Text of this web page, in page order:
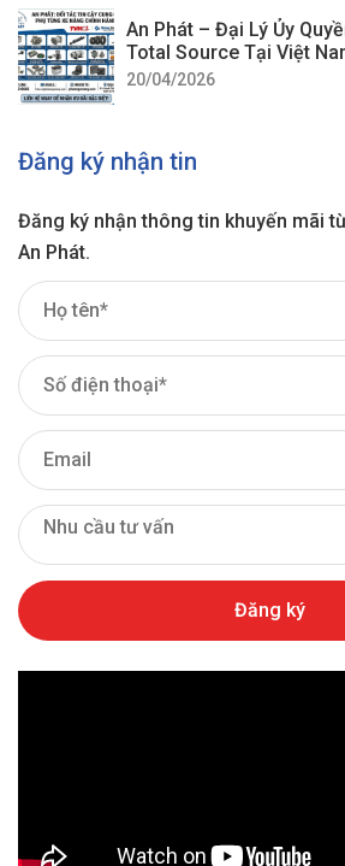
An Phát – Đại Lý Ủy
Total Source Tại Việt
20/04/2026
Đăng ký nhận tin
Đăng ký nhận thông tin khuyến mãi
An Phát.